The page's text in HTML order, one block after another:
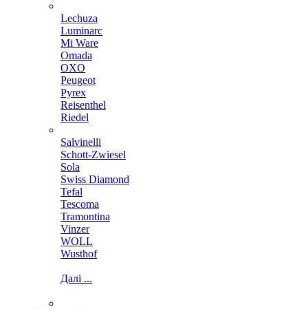
Lechuza
Luminarc
Mi Ware
Omada
OXO
Peugeot
Pyrex
Reisenthel
Riedel
Salvinelli
Schott-Zwiesel
Sola
Swiss Diamond
Tefal
Tescoma
Tramontina
Vinzer
WOLL
Wusthof
Далі ...